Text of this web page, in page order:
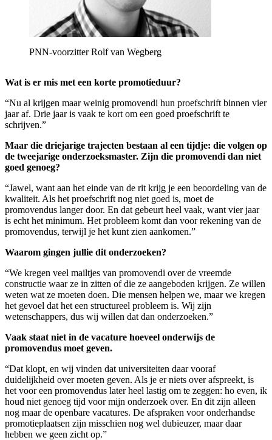
PNN-voorzitter Rolf van Wegberg
Wat is er mis met een korte promotieduur?
“Nu al krijgen maar weinig promovendi hun proefschrift binnen vier
jaar af. Drie jaar is vaak te kort om een goed proefschrift te
schrijven.”
Maar die driejarige trajecten bestaan al een tijdje: die volgen op
de tweejarige onderzoeksmaster. Zijn die promovendi dan niet
goed genoeg?
“Jawel, want aan het einde van de rit krijg je een beoordeling van de
kwaliteit. Als het proefschrift nog niet goed is, moet de
promovendus langer door. En dat gebeurt heel vaak, want vier jaar
is echt het minimum. Het probleem komt dan voor rekening van de
promovendus, terwijl je het kunt zien aankomen.”
Waarom gingen jullie dit onderzoeken?
“We kregen veel mailtjes van promovendi over de vreemde
constructie waar ze in zitten of die ze aangeboden krijgen. Ze willen
weten wat ze moeten doen. Die mensen helpen we, maar we kregen
het gevoel dat het een structureel probleem is. Wij zijn
wetenschappers, dus wij willen dat dan onderzoeken.”
Vaak staat niet in de vacature hoeveel onderwijs de
promovendus moet geven.
“Dat klopt, en wij vinden dat universiteiten daar vooraf
duidelijkheid over moeten geven. Als je er niets over afspreekt, is
het voor een promovendus later heel lastig om te zeggen: ho even, ik
houd niet genoeg tijd voor mijn onderzoek over. En dit zijn alleen
nog maar de openbare vacatures. De afspraken voor onderhandse
promotieplaatsen zijn misschien nog wel dubieuzer, maar daar
hebben we geen zicht op.”